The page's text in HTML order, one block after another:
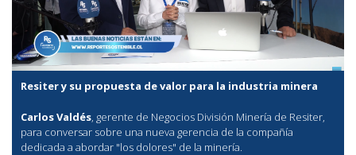
Resiter y su propuesta de valor para la industria minera
Carlos Valdés, gerente de Negocios División Minería de Resiter,
para conversar sobre una nueva gerencia de la compañía
dedicada a abordar "los dolores" de la minería.